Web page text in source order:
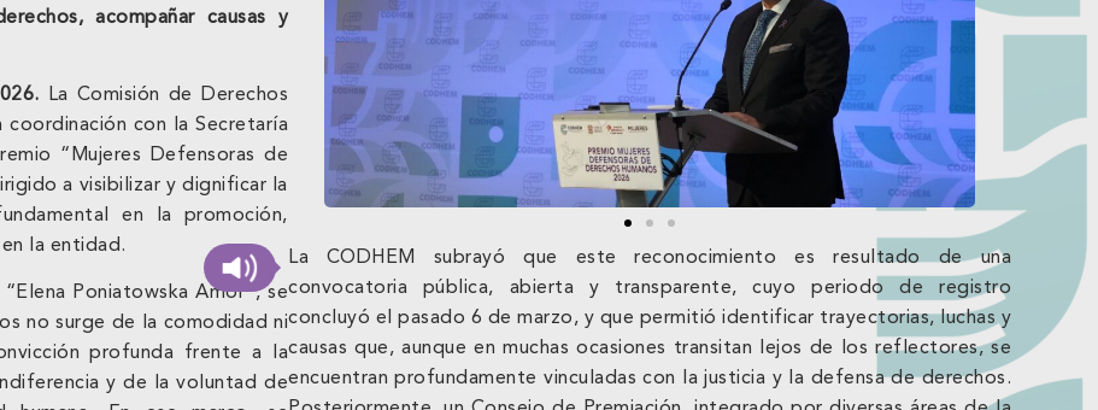
acompañar causas y
La Comisión de Derechos
coordinación con la Secretaría
“Mujeres Defensoras de
a visibilizar y dignificar la
en la promoción,
la entidad.
Poniatowska Amor”, se
no surge de la comodidad ni
profunda frente a la
y de la voluntad de
La CODHEM subrayó que este reconocimiento es resultado de una
convocatoria pública, abierta y transparente, cuyo periodo de registro
concluyó el pasado 6 de marzo, y que permitió identificar trayectorias, luchas y
causas que, aunque en muchas ocasiones transitan lejos de los reflectores, se
encuentran profundamente vinculadas con la justicia y la defensa de derechos.